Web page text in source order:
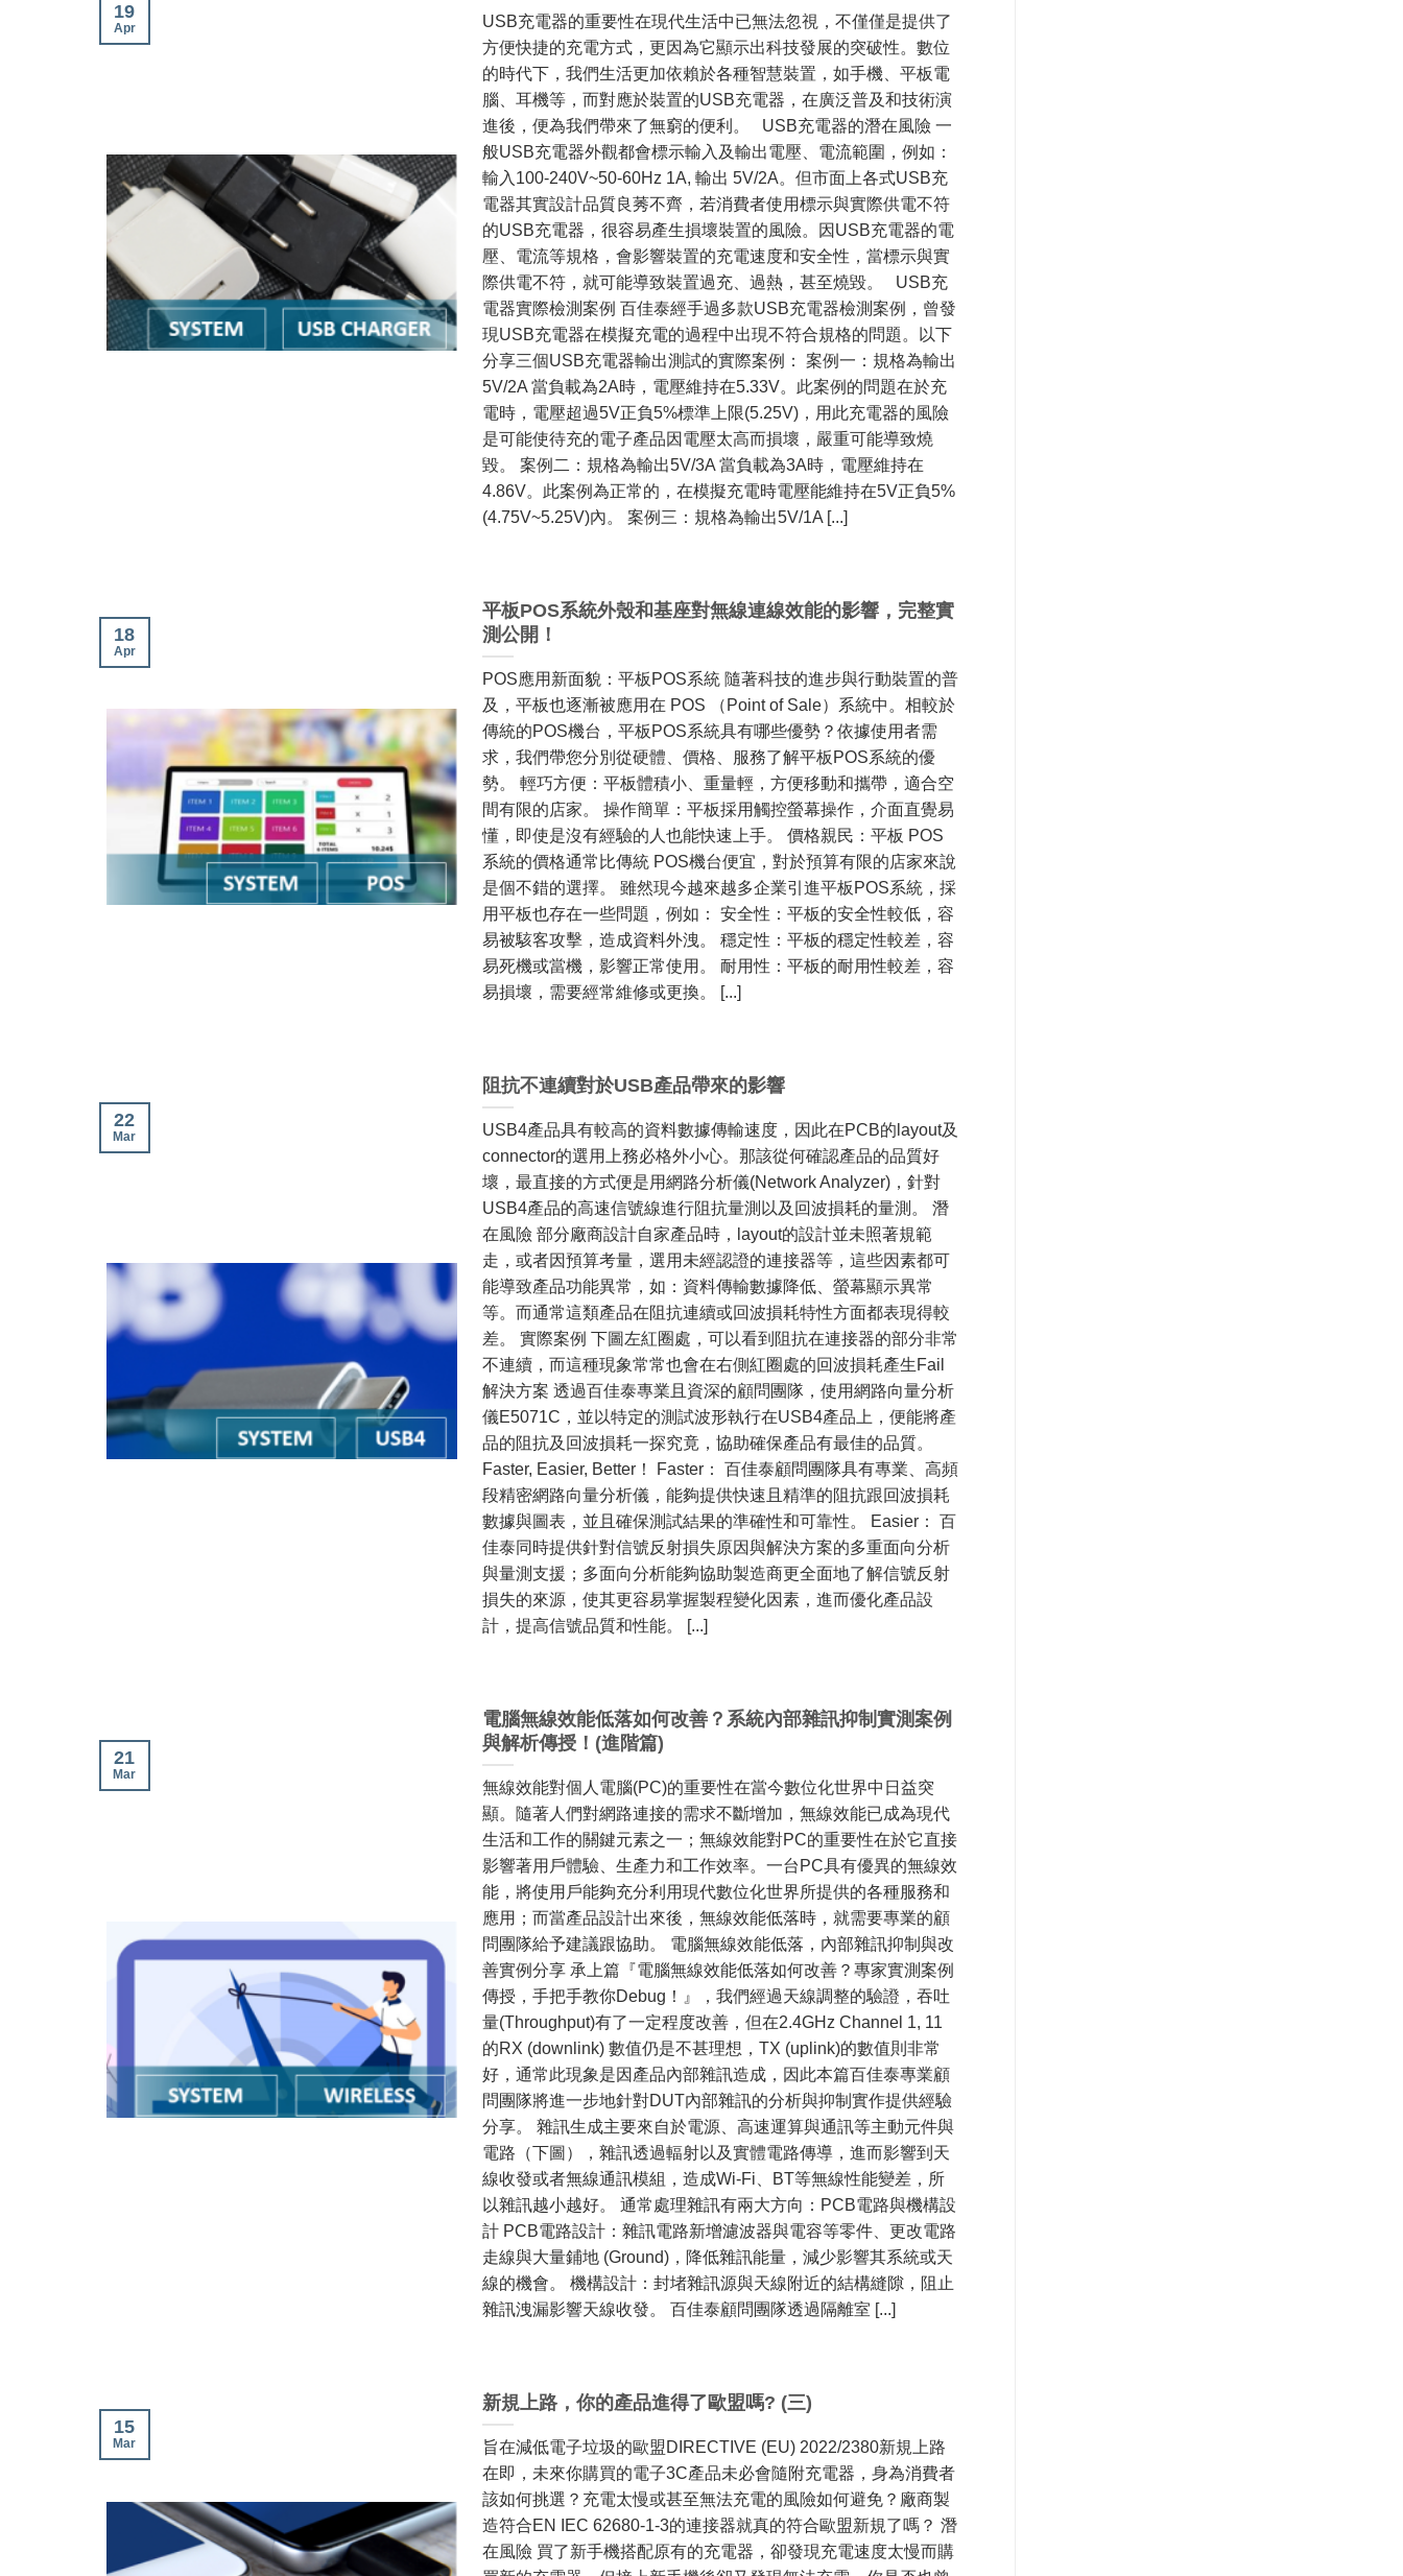
USB充電器的重要性在現代生活中已無法忽視，不僅僅是提供了
方便快捷的充電方式，更因為它顯示出科技發展的突破性。數位
的時代下，我們生活更加依賴於各種智慧裝置，如手機、平板電
腦、耳機等，而對應於裝置的USB充電器，在廣泛普及和技術演
進後，便為我們帶來了無窮的便利。 USB充電器的潛在風險 一
般USB充電器外觀都會標示輸入及輸出電壓、電流範圍，例如：
輸入100-240V~50-60Hz 1A, 輸出 5V/2A。但市面上各式USB充
電器其實設計品質良莠不齊，若消費者使用標示與實際供電不符
的USB充電器，很容易產生損壞裝置的風險。因USB充電器的電
壓、電流等規格，會影響裝置的充電速度和安全性，當標示與實
際供電不符，就可能導致裝置過充、過熱，甚至燒毀。 USB充
電器實際檢測案例 百佳泰經手過多款USB充電器檢測案例，曾發
現USB充電器在模擬充電的過程中出現不符合規格的問題。以下
分享三個USB充電器輸出測試的實際案例： 案例一：規格為輸出
5V/2A 當負載為2A時，電壓維持在5.33V。此案例的問題在於充
電時，電壓超過5V正負5%標準上限(5.25V)，用此充電器的風險
是可能使待充的電子產品因電壓太高而損壞，嚴重可能導致燒
毀。 案例二：規格為輸出5V/3A 當負載為3A時，電壓維持在
4.86V。此案例為正常的，在模擬充電時電壓能維持在5V正負5%
(4.75V~5.25V)內。 案例三：規格為輸出5V/1A [...]
19
Apr
平板POS系統外殼和基座對無線連線效能的影響，完整實
測公開！
POS應用新面貌：平板POS系統 隨著科技的進步與行動裝置的普
及，平板也逐漸被應用在 POS （Point of Sale）系統中。相較於
傳統的POS機台，平板POS系統具有哪些優勢？依據使用者需
求，我們帶您分別從硬體、價格、服務了解平板POS系統的優
勢。 輕巧方便：平板體積小、重量輕，方便移動和攜帶，適合空
間有限的店家。 操作簡單：平板採用觸控螢幕操作，介面直覺易
懂，即使是沒有經驗的人也能快速上手。 價格親民：平板 POS
系統的價格通常比傳統 POS機台便宜，對於預算有限的店家來說
是個不錯的選擇。 雖然現今越來越多企業引進平板POS系統，採
用平板也存在一些問題，例如： 安全性：平板的安全性較低，容
易被駭客攻擊，造成資料外洩。 穩定性：平板的穩定性較差，容
易死機或當機，影響正常使用。 耐用性：平板的耐用性較差，容
易損壞，需要經常維修或更換。 [...]
18
Apr
阻抗不連續對於USB產品帶來的影響
USB4產品具有較高的資料數據傳輸速度，因此在PCB的layout及
connector的選用上務必格外小心。那該從何確認產品的品質好
壞，最直接的方式便是用網路分析儀(Network Analyzer)，針對
USB4產品的高速信號線進行阻抗量測以及回波損耗的量測。 潛
在風險 部分廠商設計自家產品時，layout的設計並未照著規範
走，或者因預算考量，選用未經認證的連接器等，這些因素都可
能導致產品功能異常，如：資料傳輸數據降低、螢幕顯示異常
等。而通常這類產品在阻抗連續或回波損耗特性方面都表現得較
差。 實際案例 下圖左紅圈處，可以看到阻抗在連接器的部分非常
不連續，而這種現象常常也會在右側紅圈處的回波損耗產生Fail
解決方案 透過百佳泰專業且資深的顧問團隊，使用網路向量分析
儀E5071C，並以特定的測試波形執行在USB4產品上，便能將產
品的阻抗及回波損耗一探究竟，協助確保產品有最佳的品質。
Faster, Easier, Better！ Faster： 百佳泰顧問團隊具有專業、高頻
段精密網路向量分析儀，能夠提供快速且精準的阻抗跟回波損耗
數據與圖表，並且確保測試結果的準確性和可靠性。 Easier： 百
佳泰同時提供針對信號反射損失原因與解決方案的多重面向分析
與量測支援；多面向分析能夠協助製造商更全面地了解信號反射
損失的來源，使其更容易掌握製程變化因素，進而優化產品設
計，提高信號品質和性能。 [...]
22
Mar
電腦無線效能低落如何改善？系統內部雜訊抑制實測案例
與解析傳授！(進階篇)
無線效能對個人電腦(PC)的重要性在當今數位化世界中日益突
顯。隨著人們對網路連接的需求不斷增加，無線效能已成為現代
生活和工作的關鍵元素之一；無線效能對PC的重要性在於它直接
影響著用戶體驗、生產力和工作效率。一台PC具有優異的無線效
能，將使用戶能夠充分利用現代數位化世界所提供的各種服務和
應用；而當產品設計出來後，無線效能低落時，就需要專業的顧
問團隊給予建議跟協助。 電腦無線效能低落，內部雜訊抑制與改
善實例分享 承上篇『電腦無線效能低落如何改善？專家實測案例
傳授，手把手教你Debug！』，我們經過天線調整的驗證，吞吐
量(Throughput)有了一定程度改善，但在2.4GHz Channel 1, 11
的RX (downlink) 數值仍是不甚理想，TX (uplink)的數值則非常
好，通常此現象是因產品內部雜訊造成，因此本篇百佳泰專業顧
問團隊將進一步地針對DUT內部雜訊的分析與抑制實作提供經驗
分享。 雜訊生成主要來自於電源、高速運算與通訊等主動元件與
電路（下圖），雜訊透過輻射以及實體電路傳導，進而影響到天
線收發或者無線通訊模組，造成Wi-Fi、BT等無線性能變差，所
以雜訊越小越好。 通常處理雜訊有兩大方向：PCB電路與機構設
計 PCB電路設計：雜訊電路新增濾波器與電容等零件、更改電路
走線與大量鋪地 (Ground)，降低雜訊能量，減少影響其系統或天
線的機會。 機構設計：封堵雜訊源與天線附近的結構縫隙，阻止
雜訊洩漏影響天線收發。 百佳泰顧問團隊透過隔離室 [...]
21
Mar
新規上路，你的產品進得了歐盟嗎? (三)
旨在減低電子垃圾的歐盟DIRECTIVE (EU) 2022/2380新規上路
在即，未來你購買的電子3C產品未必會隨附充電器，身為消費者
該如何挑選？充電太慢或甚至無法充電的風險如何避免？廠商製
造符合EN IEC 62680-1-3的連接器就真的符合歐盟新規了嗎？ 潛
在風險 買了新手機搭配原有的充電器，卻發現充電速度太慢而購
15
Mar